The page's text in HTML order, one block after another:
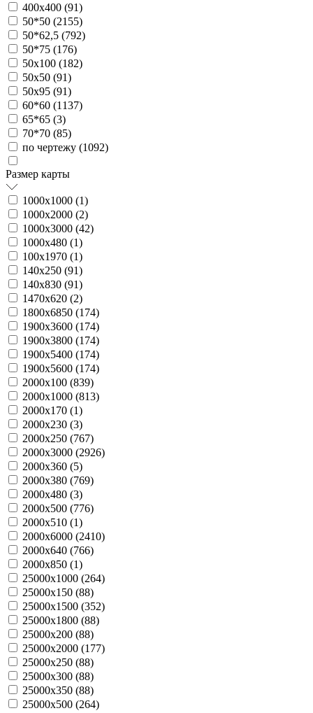
400х400 (91)
50*50 (2155)
50*62,5 (792)
50*75 (176)
50х100 (182)
50х50 (91)
50х95 (91)
60*60 (1137)
65*65 (3)
70*70 (85)
по чертежу (1092)
Размер карты
1000х1000 (1)
1000х2000 (2)
1000х3000 (42)
1000х480 (1)
100х1970 (1)
140х250 (91)
140х830 (91)
1470х620 (2)
1800х6850 (174)
1900х3600 (174)
1900х3800 (174)
1900х5400 (174)
1900х5600 (174)
2000х100 (839)
2000х1000 (813)
2000х170 (1)
2000х230 (3)
2000х250 (767)
2000х3000 (2926)
2000х360 (5)
2000х380 (769)
2000х480 (3)
2000х500 (776)
2000х510 (1)
2000х6000 (2410)
2000х640 (766)
2000х850 (1)
25000х1000 (264)
25000х150 (88)
25000х1500 (352)
25000х1800 (88)
25000х200 (88)
25000х2000 (177)
25000х250 (88)
25000х300 (88)
25000х350 (88)
25000х500 (264)